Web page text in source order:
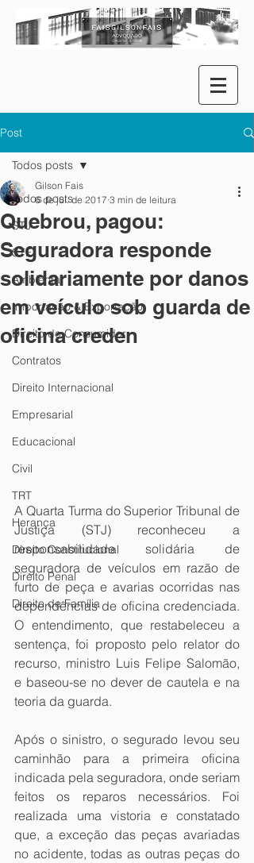
Post
Todos posts
STJ
STF
Ambiental
Importação & Exportação
Direito do Consumidor
Contratos
Direito Internacional
Empresarial
Educacional
Civil
TRT
Herança
Direito Constitucional
Direito Penal
Direito de Família
Todos posts
Quebrou, pagou:
Seguradora responde
solidariamente por danos
em veículo sob guarda de
oficina creden
Gilson Fais
6 de jul. de 2017 3 min de leitura
A Quarta Turma do Superior Tribunal de
Justiça (STJ) reconheceu a
responsabilidade solidária de
seguradora de veículos em razão de
furto de peça e avarias ocorridas nas
dependências de oficina credenciada.
O entendimento, que restabeleceu a
sentença, foi proposto pelo relator do
recurso, ministro Luis Felipe Salomão,
e baseou-se no dever de cautela e na
teoria da guarda.
Após o sinistro, o segurado levou seu
caminhão para a primeira oficina
indicada pela seguradora, onde seriam
feitos os reparos necessários. Foi
realizada uma vistoria e constatado
que, a exceção das peças avariadas
no acidente, todas as outras peças do